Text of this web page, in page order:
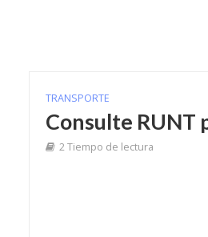
TRANSPORTE
Consulte RUNT
2 Tiempo de lectura